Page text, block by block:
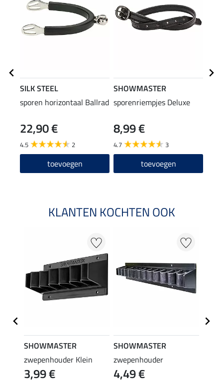
SILK STEEL
sporen horizontaal Ballrad
22,90 €
4.5 2
toevoegen
SHOWMASTER
sporenriempjes Deluxe
8,99 €
4.7 3
toevoegen
KLANTEN KOCHTEN OOK
SHOWMASTER
zwepenhouder Klein
3,99 €
SHOWMASTER
zwepenhouder
4,49 €